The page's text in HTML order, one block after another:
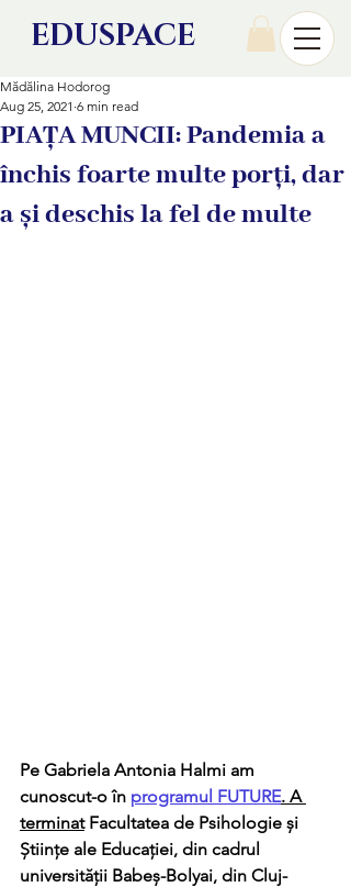
EDUSPACE
PIAȚA MUNCII: Pandemia a
închis foarte multe porți, dar
a și deschis la fel de multe
Mădălina Hodorog
Aug 25, 2021 6 min read
Pe Gabriela Antonia Halmi am
cunoscut-o în programul FUTURE. A
terminat Facultatea de Psihologie și
Științe ale Educației, din cadrul
universității Babeș-Bolyai, din Cluj-